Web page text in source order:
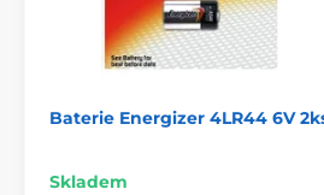
Baterie Energizer 4LR44 6V
Skladem